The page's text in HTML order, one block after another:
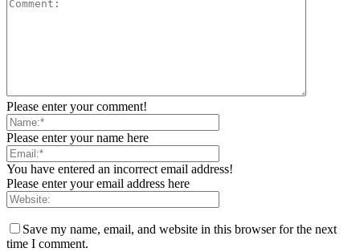
Please enter your comment!
Please enter your name here
You have entered an incorrect email address!
Please enter your email address here
Save my name, email, and website in this browser for the next
time I comment.